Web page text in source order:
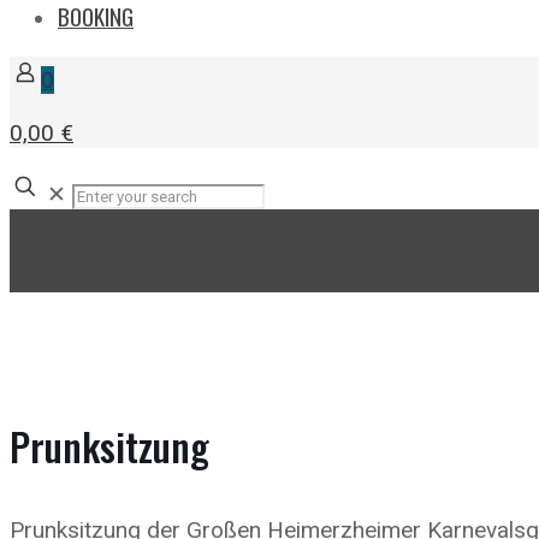
BOOKING
0
0,00 €
✕
Prunksitzung
Prunksitzung der Großen Heimerzheimer